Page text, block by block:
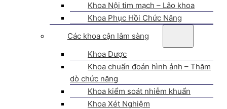
Khoa Nội tim mạch – Lão khoa
Khoa Phục Hồi Chức Năng
Các khoa cận lâm sàng
Khoa Dược
Khoa chuẩn đoán hình ảnh – Thăm
dò chức năng
Khoa kiểm soát nhiễm khuẩn
Khoa Xét Nghiệm